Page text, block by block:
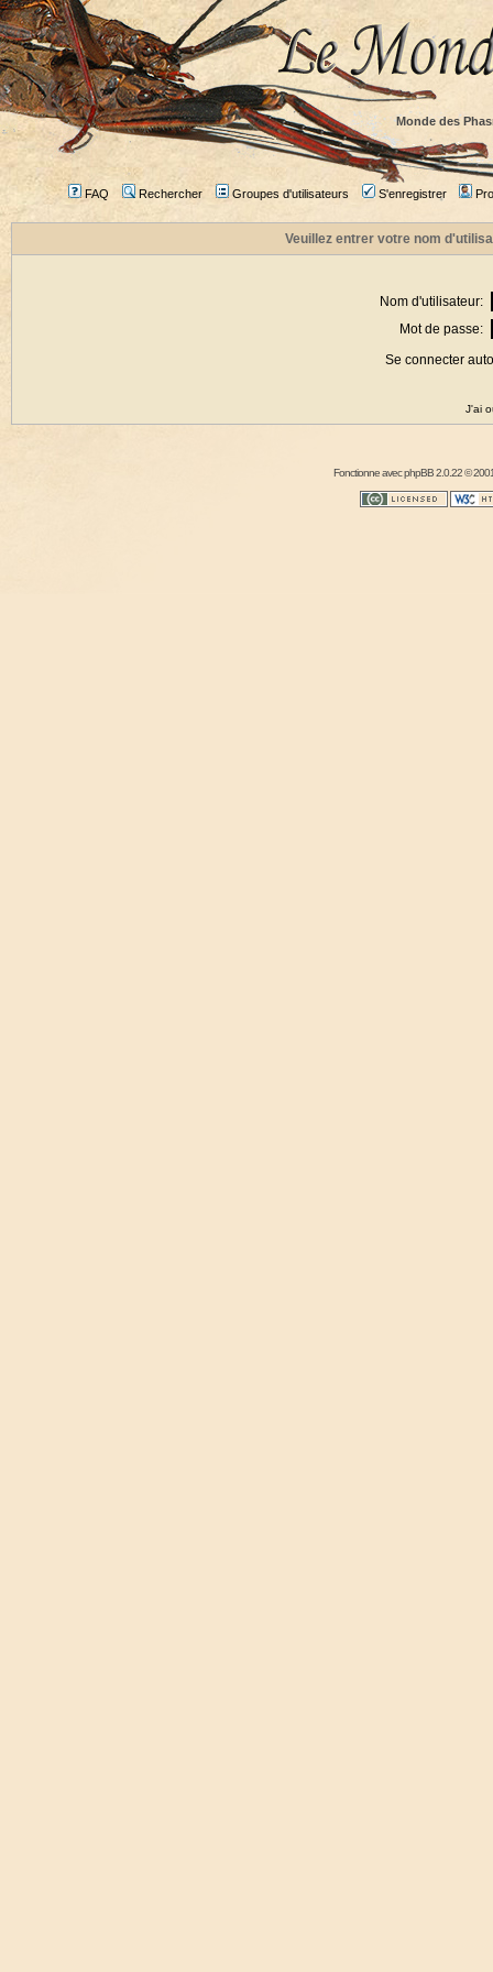
Monde des
FAQ Rechercher Groupes d'utilisateurs S'enregistrer
Veuillez entrer votre nom
Nom d'utilisateur:
Mot de passe:
Se connecter
J'ai
Fonctionne avecphpBB2.0.22 ©